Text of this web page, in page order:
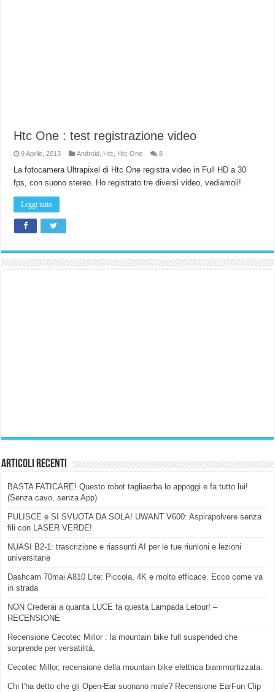
Htc One : test registrazione video
9 Aprile, 2013 Android Htc Htc One 8
La fotocamera Ultrapixel di Htc One registra video in Full HD a 30
fps, con suono stereo. Ho registrato tre diversi video, vediamoli!
Leggi tutto
Articoli Recenti
BASTA FATICARE! Questo robot tagliaerba lo appoggi e fa tutto lui!
(Senza cavo, senza App)
PULISCE e SI SVUOTA DA SOLA! UWANT V600: Aspirapolvere senza
fili con LASER VERDE!
NUASI B2-1: trascrizione e riassunti AI per le tue riunioni e lezioni
universitarie
Dashcam 70mai A810 Lite: Piccola, 4K e molto efficace. Ecco come va
in strada
NON Crederai a quanta LUCE fa questa Lampada Letour! –
RECENSIONE
Recensione Cecotec Millor : la mountain bike full suspended che
sorprende per versatilità.
Cecotec Millor, recensione della mountain bike elettrica biammortizzata.
Chi l’ha detto che gli Open-Ear suonano male? Recensione EarFun Clip